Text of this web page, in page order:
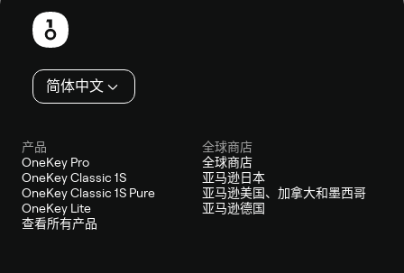
简体中文
产品
OneKey Pro
OneKey Classic 1S
OneKey Classic 1S Pure
OneKey Lite
查看所有产品
全球商店
全球商店
亚马逊日本
亚马逊美国、加拿大和墨西哥
亚马逊德国